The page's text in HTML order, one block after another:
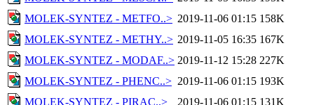
MOLEK-SYNTEZ - METFO..> 2019-11-06 01:15 158K
MOLEK-SYNTEZ - METHY..> 2019-11-05 16:35 167K
MOLEK-SYNTEZ - MODAF..> 2019-11-12 15:28 227K
MOLEK-SYNTEZ - PHENC..> 2019-11-06 01:15 193K
MOLEK-SYNTEZ - PIRAC..>
2019-11-06 01:15 131K